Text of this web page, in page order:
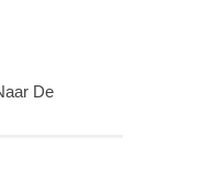
De